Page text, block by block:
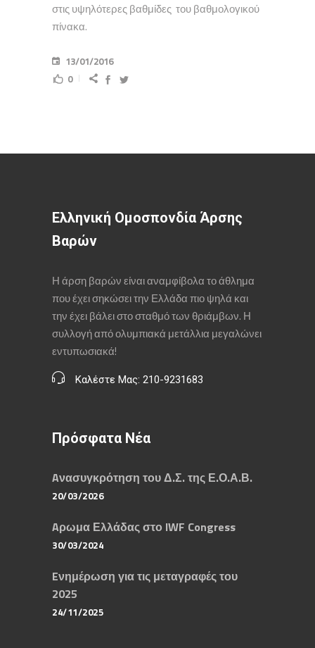
στις υψηλότερες βαθμίδες του βαθμολογικού
πίνακα.
13/01/2016
0
Ελληνική Ομοσπονδία Άρσης
Βαρών
Η άρση βαρών είναι αναμφίβολα το άθλημα
που έχει σηκώσει την Ελλάδα πιο ψηλά και
την έχει βάλει στο σταθμό των θριάμβων. Η
συλλογή από ολυμπιακά μετάλλια μεγαλώνει
εντυπωσιακά!
Καλέστε Μας: 210-9231683
Πρόσφατα Νέα
Aνασυγκρότηση του Δ.Σ. της Ε.Ο.Α.Β.
20/03/2026
Aρωμα Ελλάδας στο IWF Congress
30/03/2024
Eνημέρωση για τις μεταγραφές του
2025
24/11/2025